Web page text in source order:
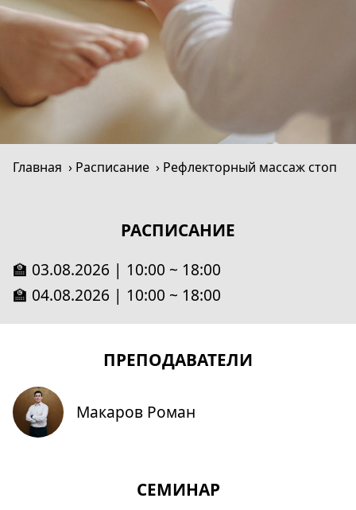
Главная Расписание Рефлекторный массаж стоп
ПРЕПОДАВАТЕЛИ
Макаров Роман
РАСПИСАНИЕ
🏫 03.08.2026 | 10:00 ~ 18:00
🏫 04.08.2026 | 10:00 ~ 18:00
СЕМИНАР